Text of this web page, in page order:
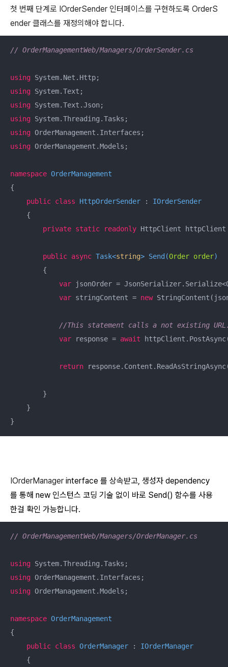
첫 번째 단계로 IOrderSender 인터페이스를 구현하도록 OrderS
ender 클래스를 재정의해야 합니다.
// OrderManagementWeb/Managers/OrderSender.cs
using
using
using
using
using
using OrderManagement.Models;
namespace OrderManagement
{
public class HttpOrderSender : IOrderSender
    {
private static readonly HttpClient
public async Task<string> Send (Order order)
        {
var jsonOrder =
var stringContent = new
//This statement calls a not existing
var response = await
return
        }
    }
}
IOrderManager interface 를 상속받고, 생성자 dependency
를 통해 new 인스턴스 코딩 기술 없이 바로 Send() 함수를 사용
한걸 확인 가능합니다.
// OrderManagementWeb/Managers/OrderManager.cs
using
using
using OrderManagement.Models;
namespace OrderManagement
{
public class OrderManager : IOrderManager
    {